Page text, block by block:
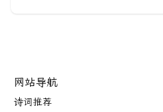
网站导航
诗词推荐